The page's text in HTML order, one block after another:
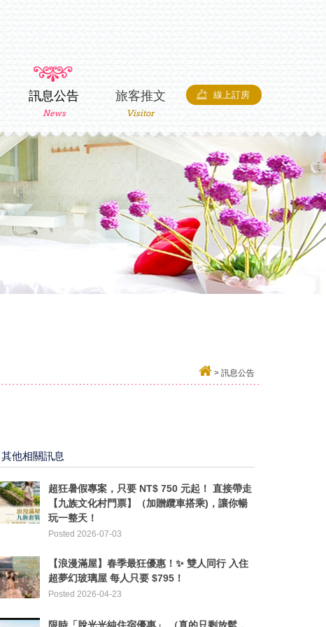
訊息公告
News
旅客推文
Visitor
線上訂房
> 訊息公告
其他相關訊息
超狂暑假專案，只要 NT$ 750 元起！ 直接帶走
【九族文化村門票】（加贈纜車搭乘)，讓你暢
玩一整天！
Posted 2026-07-03
【浪漫滿屋】春季最狂優惠！✨ ​雙人同行 入住
超夢幻玻璃屋 每人只要 $795！
Posted 2026-04-23